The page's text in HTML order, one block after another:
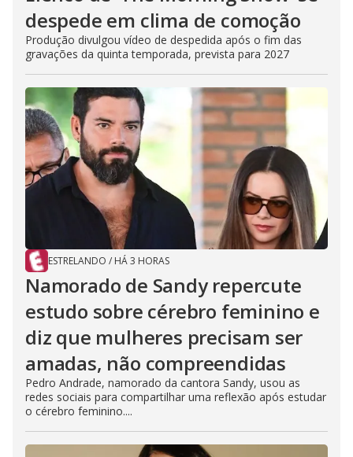
despede em clima de comoção
Produção divulgou vídeo de despedida após o fim das
gravações da quinta temporada, prevista para 2027
ESTRELANDO / HÁ 3 HORAS
Namorado de Sandy repercute
estudo sobre cérebro feminino e
diz que mulheres precisam ser
amadas, não compreendidas
Pedro Andrade, namorado da cantora Sandy, usou as
redes sociais para compartilhar uma reflexão após estudar
o cérebro feminino....